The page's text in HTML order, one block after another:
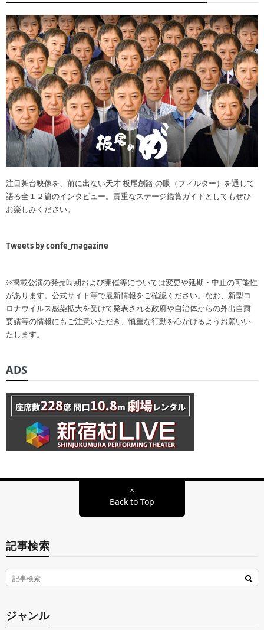
注目舞台映像を、前に出ない天才 板尾創路 の眼（フィルター）を通して
語る全１２篇のインタビュー。貴重なステージ鑑賞ガイドとしてもぜひ
お楽しみください。
Tweets by confe_magazine
※掲載公演の発売時期および開催等については変更や延期・中止の可能性
があります。公式サイト等で最新情報をご確認ください。なお、新型コ
ロナウイルス感染拡大を受けて発表される政府や自治体からの外出自粛
要請等の情報にもご注意いただき、慎重な行動を心がけるようお願いい
たします。
ADS
Back to Top
記事検索
ジャンル